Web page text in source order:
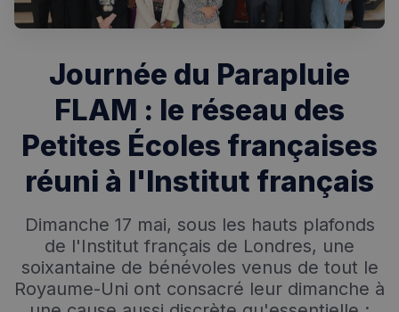
Journée du Parapluie
FLAM : le réseau des
Petites Écoles françaises
réuni à l'Institut français
Dimanche 17 mai, sous les hauts plafonds
de l'Institut français de Londres, une
soixantaine de bénévoles venus de tout le
Royaume-Uni ont consacré leur dimanche à